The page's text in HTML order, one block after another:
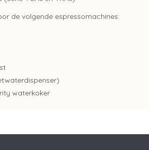
de volgende espressomachines:
waterkoker